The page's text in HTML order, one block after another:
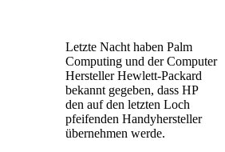
Letzte Nacht haben Palm
Computing und der Computer
Hersteller Hewlett-Packard
bekannt gegeben, dass HP
den auf den letzten Loch
pfeifenden Handyhersteller
übernehmen werde.